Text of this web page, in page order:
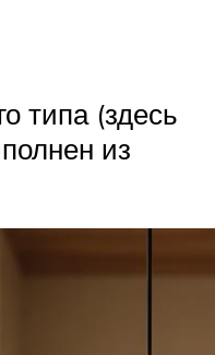
типа (здесь
из